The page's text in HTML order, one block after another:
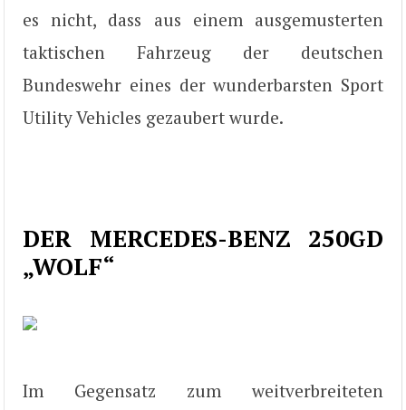
es nicht, dass aus einem ausgemusterten
taktischen Fahrzeug der deutschen
Bundeswehr eines der wunderbarsten Sport
Utility Vehicles gezaubert wurde.
DER MERCEDES-BENZ 250GD
„WOLF“
Im Gegensatz zum weitverbreiteten